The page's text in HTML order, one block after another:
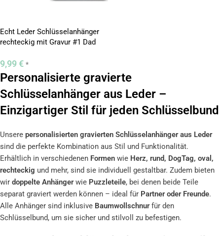
Echt Leder Schlüsselanhänger
rechteckig mit Gravur #1 Dad
9,99 € *
Personalisierte gravierte
Schlüsselanhänger aus Leder –
Einzigartiger Stil für jeden Schlüsselbund
Unsere personalisierten gravierten Schlüsselanhänger aus Leder
sind die perfekte Kombination aus Stil und Funktionalität.
Erhältlich in verschiedenen Formen wie Herz, rund, DogTag, oval,
rechteckig und mehr, sind sie individuell gestaltbar. Zudem bieten
wir doppelte Anhängerwie Puzzleteile, bei denen beide Teile
separat graviert werden können – ideal für Partner oder Freunde.
Alle Anhänger sind inklusive Baumwollschnurfür den
Schlüsselbund, um sie sicher und stilvoll zu befestigen.